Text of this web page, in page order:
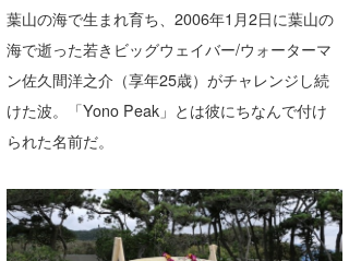
葉山の海で生まれ育ち、2006年1月2日に葉山の
海で逝った若きビッグウェイバー/ウォーターマ
ン佐久間洋之介（享年25歳）がチャレンジし続
けた波。「Yono Peak」とは彼にちなんで付け
られた名前だ。
NOBUFUKU
大野”MAR”修聖
喜納海人
G◎Da
H
KID
KY
MIN